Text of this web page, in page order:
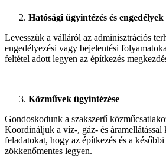
Hatósági ügyintézés és engedélyek
Levesszük a válláról az adminisztrációs
engedélyezési vagy bejelentési
feltétel adott legyen az építkezés
Közművek ügyintézése
Gondoskodunk a szakszerű
Koordináljuk a víz-, gáz- és áramellátással
feladatokat, hogy az építkezés és a
zökkenőmentes legyen.